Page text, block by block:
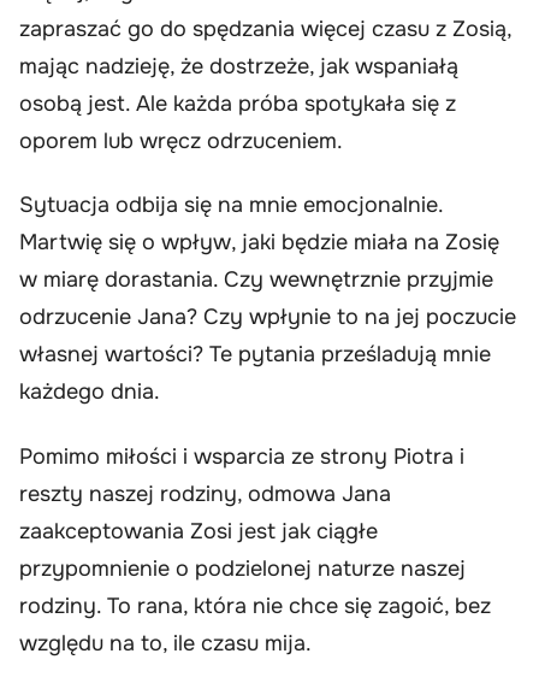
zapraszać go do spędzania więcej czasu z Zosią,
mając nadzieję, że dostrzeże, jak wspaniałą
osobą jest. Ale każda próba spotykała się z
oporem lub wręcz odrzuceniem.
Sytuacja odbija się na mnie emocjonalnie.
Martwię się o wpływ, jaki będzie miała na Zosię
w miarę dorastania. Czy wewnętrznie przyjmie
odrzucenie Jana? Czy wpłynie to na jej poczucie
własnej wartości? Te pytania prześladują mnie
każdego dnia.
Pomimo miłości i wsparcia ze strony Piotra i
reszty naszej rodziny, odmowa Jana
zaakceptowania Zosi jest jak ciągłe
przypomnienie o podzielonej naturze naszej
rodziny. To rana, która nie chce się zagoić, bez
względu na to, ile czasu mija.